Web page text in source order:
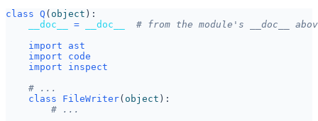
class Q ( object ):
__doc__
= __doc__
# from the module's __doc__
import
ast
import
code
import
inspect
# ...
class
FileWriter( object ):
# ...